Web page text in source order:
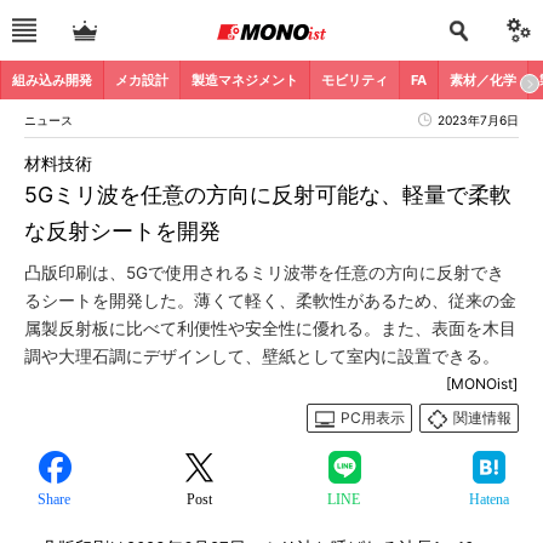
組み込み開発 メカ設計 製造マネジメント モビリティ FA 素材／化学
ニュース 2023年7月6日
5Gミリ波を任意の方向に反射可能な、軽量で柔軟
な反射シートを開発
材料技術
凸版印刷は、5Gで使用されるミリ波帯を任意の方向に反射でき
るシートを開発した。薄くて軽く、柔軟性があるため、従来の金
属製反射板に比べて利便性や安全性に優れる。また、表面を木目
調や大理石調にデザインして、壁紙として室内に設置できる。
[MONOist]
PC用表示
関連情報
Share Post LINE Hatena